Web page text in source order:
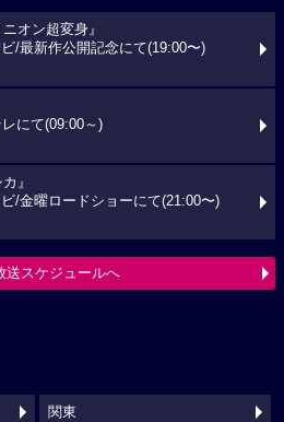
オン超変身』
/最新作公開記念にて(19:00〜)
にて(09:00～)
』
/金曜ロードショーにて(21:00〜)
送スケジュールへ
関東